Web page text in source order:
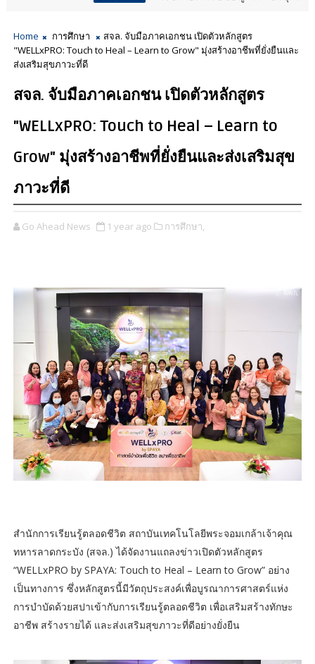
Home การศึกษา
สจล. จับมือภาคเอกชน เปิดตัวหลักสูตร
"WELLxPRO: Touch to Heal – Learn to Grow" มุ่งสร้างอาชีพที่ยั่งยืนและ
ส่งเสริมสุขภาวะที่ดี
สจล. จับมือภาคเอกชน เปิดตัวหลักสูตร
"WELLxPRO: Touch to Heal – Learn to
Grow" มุ่งสร้างอาชีพที่ยั่งยืนและส่งเสริมสุข
ภาวะที่ดี
Go Ahead News 1 year ago การศึกษา,
สำนักการเรียนรู้ตลอดชีวิต สถาบันเทคโนโลยีพระจอมเกล้าเจ้าคุณ
ทหารลาดกระบัง (สจล.) ได้จัดงานแถลงข่าวเปิดตัวหลักสูตร
“WELLxPRO by SPAYA: Touch to Heal – Learn to Grow” อย่าง
เป็นทางการ ซึ่งหลักสูตรนี้มีวัตถุประสงค์เพื่อบูรณาการศาสตร์แห่ง
การบำบัดด้วยสปาเข้ากับการเรียนรู้ตลอดชีวิต เพื่อเสริมสร้างทักษะ
อาชีพ สร้างรายได้ และส่งเสริมสุขภาวะที่ดีอย่างยั่งยืน